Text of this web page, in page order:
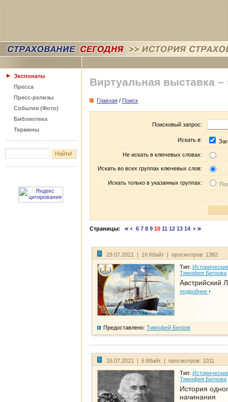
Экспонаты
Пресса
Пресс-релизы
События (Фото)
Библиотека
Термины
Виртуальная выставка –
Главная / Поиск
Поисковый запрос:
Искать в:
Не искать в ключевых словах:
Искать во всех группах ключевых слов:
Искать только в указанных группах:
Страницы: 6 7 8 9 10 11 12 13 14
29.07.2021 | 10 Кбайт | просмотров: 1382
Тип:
Тимофея Бегрова
Австрийский
подробнее
Предоставлено: Тимофей Бегров
16.07.2021 | 6 Кбайт | просмотров: 1011
Тип:
Тимофея Бегрова
История
начинания